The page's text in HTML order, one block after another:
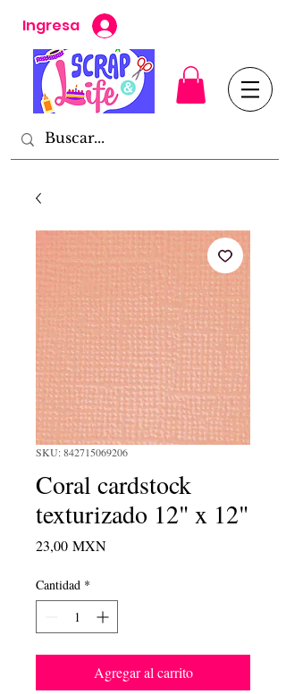
Ingresa
SKU: 842715069206
Coral cardstock
texturizado 12" x 12"
23,00 MXNPrecio
Cantidad *
Agregar al carrito